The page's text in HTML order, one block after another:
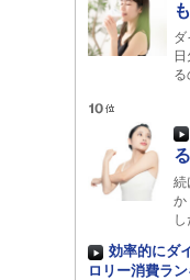
続
か
効率的にダ
ロリー消費ラ